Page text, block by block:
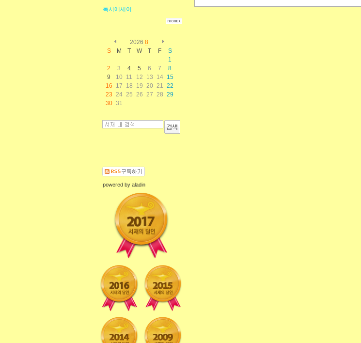
독서에세이
2026 8
S
M T W T F
S
1
2
3 4 5 6 7
8
9
10 11 12 13 14
15
16
17 18 19 20 21 22
23 24 25 26 27 28 29
30 31
powered by aladin